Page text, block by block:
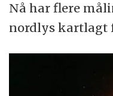
Nå har flere
nordlys kartlagt